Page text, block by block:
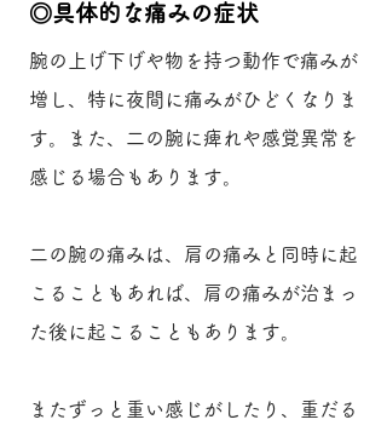
​◎具体的な痛みの症状
腕の上げ下げや物を持つ動作で痛みが
増し、特に夜間に痛みがひどくなりま
す。また、二の腕に痺れや感覚異常を
感じる場合もあります。
二の腕の痛みは、肩の痛みと同時に起
こることもあれば、肩の痛みが治まっ
た後に起こることもあります。
またずっと重い感じがしたり、重 だる